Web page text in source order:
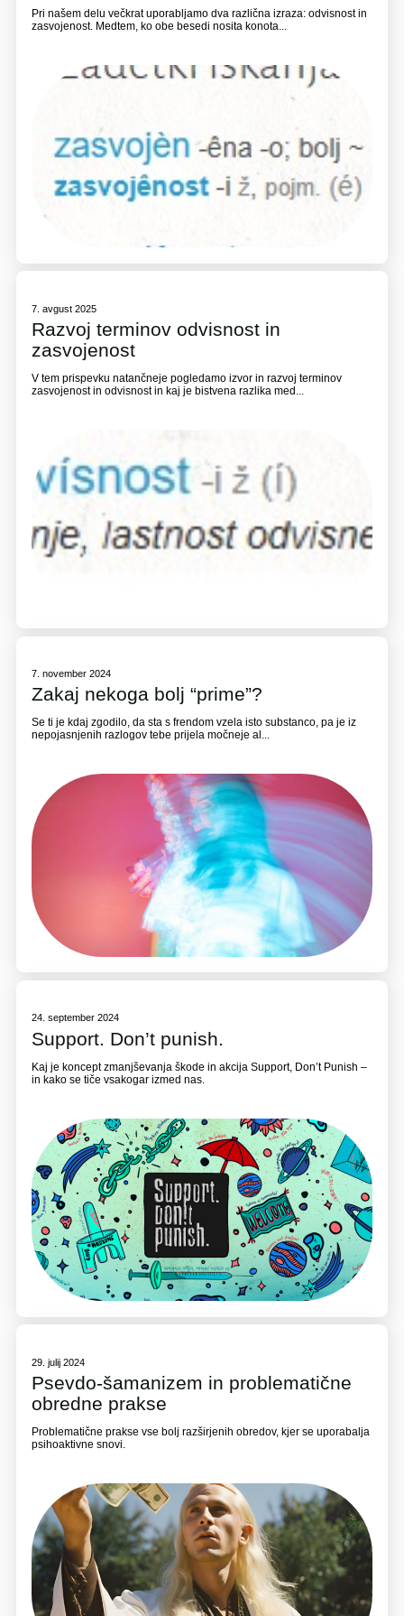
Pri našem delu večkrat uporabljamo dva različna izraza: odvisnost in
zasvojenost. Medtem, ko obe besedi nosita konota...
7. avgust 2025
Razvoj terminov odvisnost in
zasvojenost
V tem prispevku natančneje pogledamo izvor in razvoj terminov
zasvojenost in odvisnost in kaj je bistvena razlika med...
7. november 2024
Zakaj nekoga bolj “prime”?
Se ti je kdaj zgodilo, da sta s frendom vzela isto substanco, pa je iz
nepojasnjenih razlogov tebe prijela močneje al...
24. september 2024
Support. Don’t punish.
Kaj je koncept zmanjševanja škode in akcija Support, Don’t Punish –
in kako se tiče vsakogar izmed nas.
29. julij 2024
Psevdo-šamanizem in problematične
obredne prakse
Problematične prakse vse bolj razširjenih obredov, kjer se uporabalja
psihoaktivne snovi.